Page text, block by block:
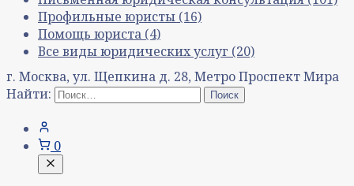
Профильные юристы (16)
Помощь юриста (4)
Все виды юридических услуг (20)
г. Москва, ул. Щепкина д. 28, Метро Проспект Мира
Найти:
0